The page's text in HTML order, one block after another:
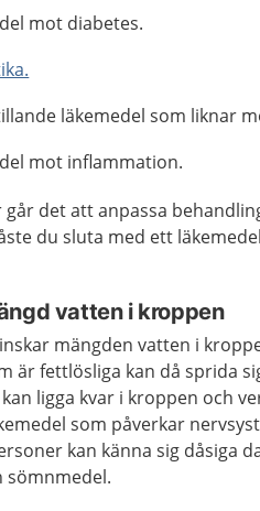
mot diabetes.
läkemedel som liknar
mot inflammation.
går det att anpassa
du sluta med ett
vatten i kroppen
mängden vatten i
är fettlösliga kan då sprida
ligga kvar i kroppen och
som påverkar
kan känna sig dåsiga
sömnmedel.